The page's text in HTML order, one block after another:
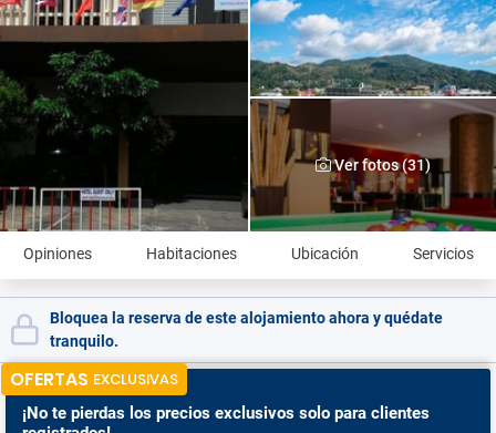
Ver fotos (31)
Opiniones Habitaciones Ubicación Servicios
Bloquea la reserva de este alojamiento ahora y quédate
tranquilo.
OFERTAS EXCLUSIVAS
¡No te pierdas los precios exclusivos solo para clientes